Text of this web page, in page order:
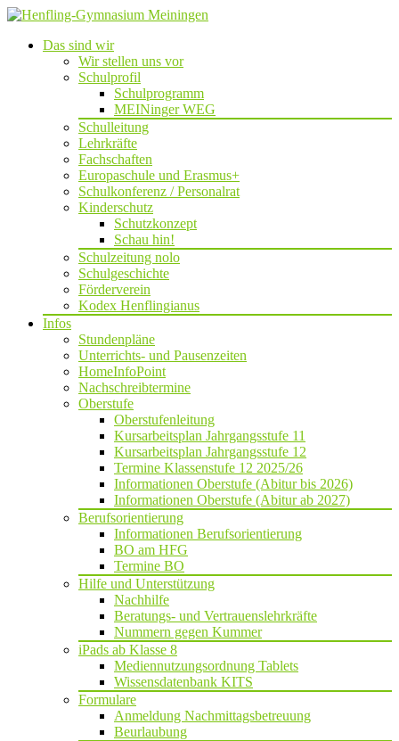
Das sind wir
Wir stellen uns vor
Schulprofil
Schulprogramm
MEINinger WEG
Schulleitung
Lehrkräfte
Fachschaften
Europaschule und Erasmus+
Schulkonferenz / Personalrat
Kinderschutz
Schutzkonzept
Schau hin!
Schulzeitung nolo
Schulgeschichte
Förderverein
Kodex Henflingianus
Infos
Stundenpläne
Unterrichts- und Pausenzeiten
HomeInfoPoint
Nachschreibtermine
Oberstufe
Oberstufenleitung
Kursarbeitsplan Jahrgangsstufe 11
Kursarbeitsplan Jahrgangsstufe 12
Termine Klassenstufe 12 2025/26
Informationen Oberstufe (Abitur bis 2026)
Informationen Oberstufe (Abitur ab 2027)
Berufsorientierung
Informationen Berufsorientierung
BO am HFG
Termine BO
Hilfe und Unterstützung
Nachhilfe
Beratungs- und Vertrauenslehrkräfte
Nummern gegen Kummer
iPads ab Klasse 8
Mediennutzungsordnung Tablets
Wissensdatenbank KITS
Formulare
Anmeldung Nachmittagsbetreuung
Beurlaubung